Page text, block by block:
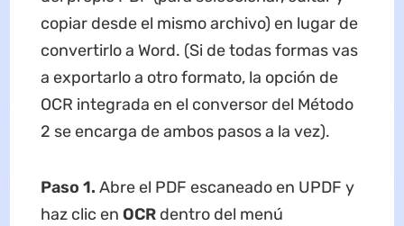
copiar desde el mismo archivo) en lugar de
convertirlo a Word. (Si de todas formas vas
a exportarlo a otro formato, la opción de
OCR integrada en el conversor del Método
2 se encarga de ambos pasos a la vez).
Paso 1. Abre el PDF escaneado en UPDF y
haz clic en OCRdentro del menú